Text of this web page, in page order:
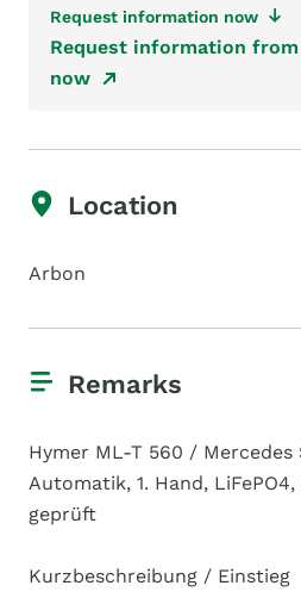
Request information now
Request information
now
Location
Arbon
Remarks
Hymer ML-T 560 / Mercedes
Automatik, 1. Hand,
geprüft
Kurzbeschreibung / Einstieg